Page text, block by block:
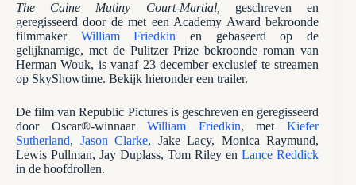
The Caine Mutiny Court-Martial,
geschreven en
geregisseerd door de met een Academy Award bekroonde
filmmaker William Friedkin en gebaseerd op de
gelijknamige, met de Pulitzer Prize bekroonde roman van
Herman Wouk, is vanaf 23 december exclusief te streamen
op SkyShowtime. Bekijk hieronder een trailer.
De film van Republic Pictures is geschreven en geregisseerd
door Oscar®-winnaarWilliam Friedkin, metKiefer
Sutherland, Jason Clarke, Jake Lacy, Monica Raymund,
Lewis Pullman, Jay Duplass, Tom Riley enLance Reddick
in de hoofdrollen.